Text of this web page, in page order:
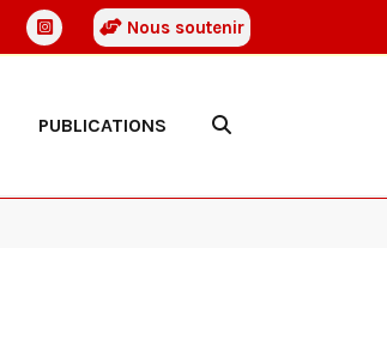
Nous soutenir
PUBLICATIONS